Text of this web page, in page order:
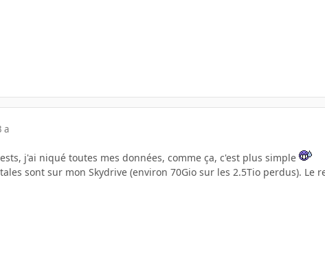
a
j'ai niqué toutes mes données, comme ça, c'est plus simple
sont sur mon Skydrive (environ 70Gio sur les 2.5Tio perdus). Le